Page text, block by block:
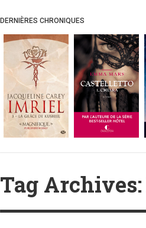
DERNIÈRES CHRONIQUES
Tag